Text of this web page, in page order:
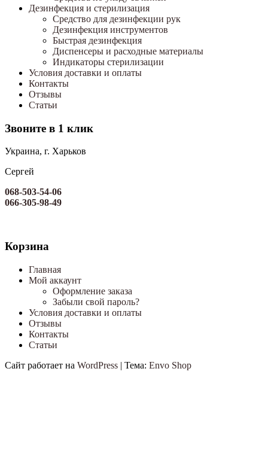
Дезинфекция и стерилизация
Средство для дезинфекции рук
Дезинфекция инструментов
Быстрая дезинфекция
Диспенсеры и расходные материалы
Индикаторы стерилизации
Условия доставки и оплаты
Контакты
Отзывы
Статьи
Звоните в 1 клик
Украина, г. Харьков
Сергей
068-503-54-06
066-305-98-49
Корзина
Главная
Мой аккаунт
Оформление заказа
Забыли свой пароль?
Условия доставки и оплаты
Отзывы
Контакты
Статьи
Сайт работает на WordPress | Тема: Envo Shop